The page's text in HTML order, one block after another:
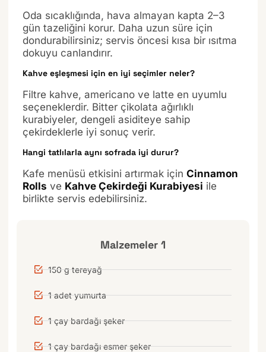
Oda sıcaklığında, hava almayan kapta 2–3
gün tazeliğini korur. Daha uzun süre için
dondurabilirsiniz; servis öncesi kısa bir ısıtma
dokuyu canlandırır.
Kahve eşleşmesi için en iyi seçimler neler?
Filtre kahve, americano ve latte en uyumlu
seçeneklerdir. Bitter çikolata ağırlıklı
kurabiyeler, dengeli asiditeye sahip
çekirdeklerle iyi sonuç verir.
Hangi tatlılarla aynı sofrada iyi durur?
Kafe menüsü etkisini artırmak için Cinnamon
Rolls ve Kahve Çekirdeği Kurabiyesi ile
birlikte servis edebilirsiniz.
Malzemeler 1
150 g tereyağ
1 adet yumurta
1 çay bardağı şeker
1 çay bardağı esmer şeker